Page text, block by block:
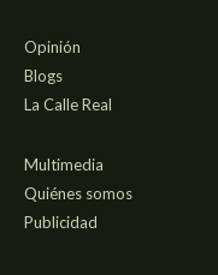
Opinión
Blogs
La Calle Real
Multimedia
Quiénes somos
Publicidad